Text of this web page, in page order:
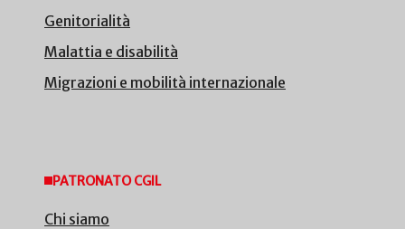
Genitorialità
Malattia e disabilità
Migrazioni e mobilità internazionale
PATRONATO CGIL
Chi siamo